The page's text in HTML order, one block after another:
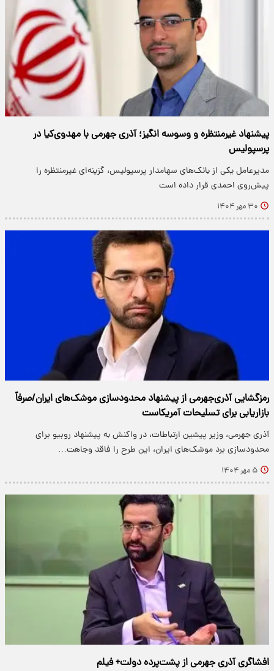
پیشنهاد غیرمنتظره و وسوسه انگیز؛ آذری جهرمی با مهدوی‌کیا در
پرسپولیس
مدیرعامل یکی از بانک‌های سهامدار پرسپولیس، گزینه‌ای غیرمنتظره را
پیش‌روی احمدی قرار داده است
۳۰ مهر ۱۴۰۴
رمزگشایی آذری‌جهرمی از پیشنهاد محدودسازی موشک‌های ایران/صرفاً
بازاریابی برای تسلیحات آمریکاست
آذری جهرمی، وزیر پیشین ارتباطات، در واکنش به پیشنهاد روبیو برای
محدودسازی برد موشک‌های ایران، این طرح را فاقد وجاهت…
۵ مهر ۱۴۰۴
افشاگری آذری جهرمی از پشت‌پرده دولت+ فیلم